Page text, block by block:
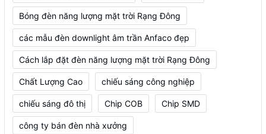
Bóng đèn năng lượng mặt trời Rạng Đông
các mẫu đèn downlight âm trần Anfaco đẹp
Cách lắp đặt đèn năng lượng mặt trời Rạng Đông
Chất Lượng Cao chiếu sáng công nghiệp
chiếu sáng đô thị Chip COB Chip SMD
công ty bán đèn nhà xưởng